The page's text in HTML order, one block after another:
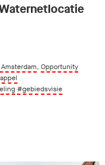
, Opportunity
#gebiedsvisie